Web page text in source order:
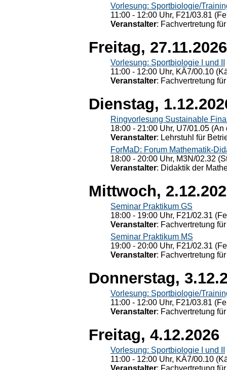
Vorlesung: Sportbiologie/
11:00 - 12:00 Uhr, F21/03.81
Veranstalter: Fachvertretung
Freitag, 27.11.2026
Vorlesung: Sportbiologie I und II
11:00 - 12:00 Uhr, KÄ7/00.10
Veranstalter: Fachvertretung
Dienstag,
Ringvorlesung Sustainable
18:00 - 21:00 Uhr, U7/01.05
Veranstalter: Lehrstuhl für
ForMaD: Forum Mathematik-
18:00 - 20:00 Uhr, M3N/02.32
Veranstalter: Didaktik der
Mittwoch,
Seminar Praktikum GS
18:00 - 19:00 Uhr, F21/02.31
Veranstalter: Fachvertretung
Seminar Praktikum MS
19:00 - 20:00 Uhr, F21/02.31
Veranstalter: Fachvertretung
Donnerstag,
Vorlesung: Sportbiologie/
11:00 - 12:00 Uhr, F21/03.81
Veranstalter: Fachvertretung
Freitag, 4.12.2026
Vorlesung: Sportbiologie I und II
11:00 - 12:00 Uhr, KÄ7/00.10
Veranstalter: Fachvertretung